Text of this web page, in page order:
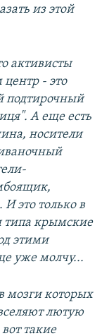
из этой
активисты
- это
подтирочный
А еще есть
носители
это только в
типа крымские
этими
уже молчу...
мозги которых
лютую
такие